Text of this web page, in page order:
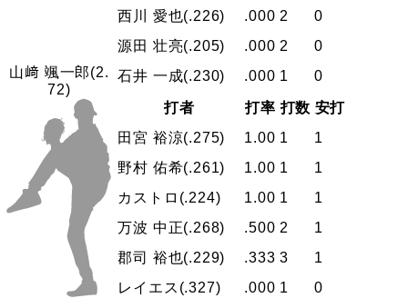
山﨑 颯一郎(2.
72)
西川 愛也(.226) .000 2
0
源田 壮亮(.205) .000 2
0
石井 一成(.230) .000 1 0
打者 打率 打数 安打
田宮 裕涼(.275) 1.00 1
1
野村 佑希(.261) 1.00 1
1
カストロ (.224) 1.00 1
1
万波 中正(.268) .500 2
1
郡司 裕也(.229) .333 3
1
レイエス (.327) .000 1
0